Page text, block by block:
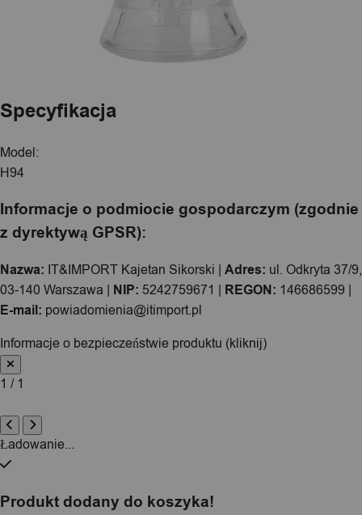
Specyfikacja
Model:
H94
Informacje o podmiocie gospodarczym (zgodnie
z dyrektywą GPSR):
Nazwa: IT&IMPORT Kajetan Sikorski | Adres: ul. Odkryta 37/9,
03-140 Warszawa | NIP: 5242759671 | REGON: 146686599 |
E-mail: powiadomienia@itimport.pl
Informacje o bezpieczeństwie produktu (kliknij)
1 / 1
Ładowanie...
Produkt dodany do koszyka!